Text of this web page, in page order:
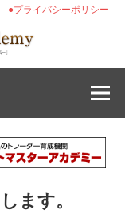
●プライバシーポリシー
ます。